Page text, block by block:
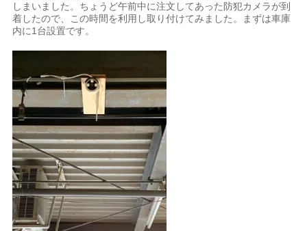
しまいました。ちょうど午前中に注文してあった防犯カメラが到
着したので、この時間を利用し取り付けてみました。まずは車庫
内に1台設置です。